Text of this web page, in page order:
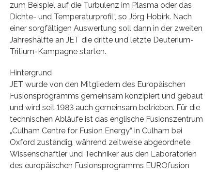
zum Beispiel auf die Turbulenz im Plasma oder das
Dichte- und Temperaturprofil“, so Jörg Hobirk. Nach
einer sorgfältigen Auswertung soll dann in der zweiten
Jahreshälfte an JET die dritte und letzte Deuterium-
Tritium-Kampagne starten.
Hintergrund
JET wurde von den Mitgliedern des Europäischen
Fusionsprogramms gemeinsam konzipiert und gebaut
und wird seit 1983 auch gemeinsam betrieben. Für die
technischen Abläufe ist das englische Fusionszentrum
„Culham Centre for Fusion Energy“ in Culham bei
Oxford zuständig, während zeitweise abgeordnete
Wissenschaftler und Techniker aus den Laboratorien
des europäischen Fusionsprogramms EUROfusion